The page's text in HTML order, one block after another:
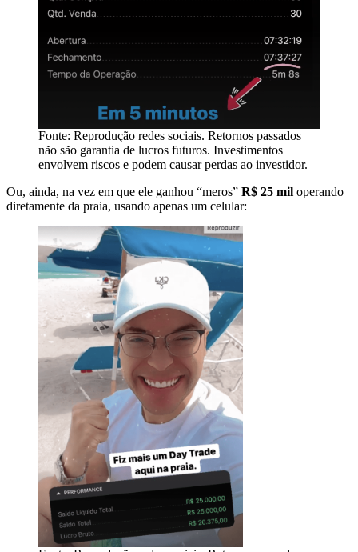
Fonte: Reprodução redes sociais. Retornos passados
não são garantia de lucros futuros. Investimentos
envolvem riscos e podem causar perdas ao investidor.
Ou, ainda, na vez em que ele ganhou “meros” R$ 25 mil operando
diretamente da praia, usando apenas um celular: